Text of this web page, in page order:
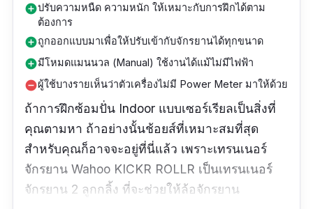
add_circleปรับความหนืด ความหนัก ให้เหมาะกับการฝึกได้ตาม
ต้องการ
add_circleถูกออกแบบมาเพื่อให้ปรับเข้ากับจักรยานได้ทุกขนาด
add_circleมีโหมดแมนนวล (Manual) ใช้งานได้แม้ไม่มีไฟฟ้า
remove_circleผู้ใช้บางรายเห็นว่าตัวเครื่องไม่มี Power Meter มาให้ด้วย
ถ้าการฝึกซ้อมปั่น Indoor แบบเซอร์เรียลเป็นสิ่งที่
คุณตามหา ถ้าอย่างนั้นช้อยส์ที่เหมาะสมที่สุด
สำหรับคุณก็อาจจะอยู่ที่นี่แล้ว เพราะเทรนเนอร์
จักรยาน Wahoo KICKR ROLLR เป็นเทรนเนอร์
จักรยาน 2 ลูกกลิ้ง ที่จะช่วยให้ล้อจักรยาน